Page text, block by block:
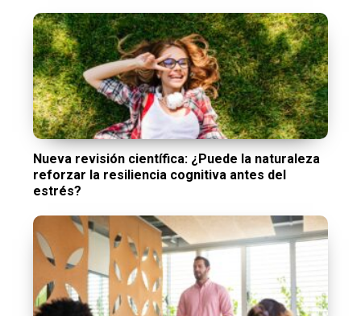
Nueva revisión científica: ¿Puede la naturaleza
reforzar la resiliencia cognitiva antes del
estrés?